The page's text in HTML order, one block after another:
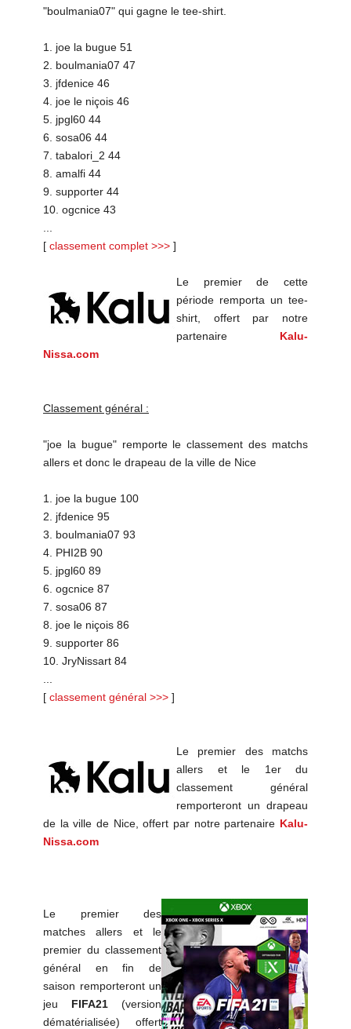
"boulmania07" qui gagne le tee-shirt.
1. joe la bugue 51
2. boulmania07 47
3. jfdenice 46
4. joe le niçois 46
5. jpgl60 44
6. sosa06 44
7. tabalori_2 44
8. amalfi 44
9. supporter 44
10. ogcnice 43
[ classement complet >>> ]
Le premier de cette
période remporta un tee-
shirt, offert par notre
partenaire Kalu-
Nissa.com
Classement général :
"joe la bugue" remporte le classement des matchs
allers et donc le drapeau de la ville de Nice
1. joe la bugue 100
2. jfdenice 95
3. boulmania07 93
4. PHI2B 90
5. jpgl60 89
6. ogcnice 87
7. sosa06 87
8. joe le niçois 86
9. supporter 86
10. JryNissart 84
[ classement général >>> ]
Le premier des matchs
allers et le 1er du
classement général
remporteront un drapeau
de la ville de Nice, offert par notre partenaire Kalu-
Nissa.com
Le premier des
matches allers et le
premier du classement
général en fin de
saison remporteront un
jeu FIFA21 (version
dématérialisée) offert